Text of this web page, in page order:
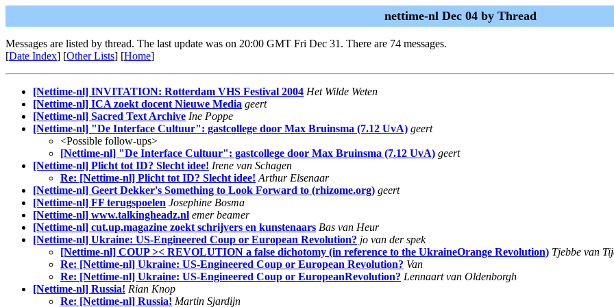
nettime-nl Dec 04 by Thread
Messages are listed by thread. The last update was on 20:00 GMT Fri Dec 31. There are 74 messages.
[Date Index] [Other Lists] [Home]
[Nettime-nl] INVITATION: Rotterdam VHS Festival 2004 Het Wilde Weten
[Nettime-nl] ICA zoekt docent Nieuwe Media geert
[Nettime-nl] Sacred Text Archive Ine Poppe
[Nettime-nl] "De Interface Cultuur": gastcollege door Max Bruinsma (7.12 UvA) geert
<Possible follow-ups>
[Nettime-nl] "De Interface Cultuur": gastcollege door Max Bruinsma (7.12 UvA) geert
[Nettime-nl] Plicht tot ID? Slecht idee! Irene van Schagen
Re: [Nettime-nl] Plicht tot ID? Slecht idee! Arthur Elsenaar
[Nettime-nl] Geert Dekker's Something to Look Forward to (rhizome.org) geert
[Nettime-nl] FF terugspoelen Josephine Bosma
[Nettime-nl] www.talkingheadz.nl emer beamer
[Nettime-nl] cut.up.magazine zoekt schrijvers en kunstenaars Bas van Heur
[Nettime-nl] Ukraine: US-Engineered Coup or European Revolution? jo van der spek
[Nettime-nl] COUP >< REVOLUTION a false dichotomy (in reference to the UkraineOrange Revolution) Tjebbe van
Re: [Nettime-nl] Ukraine: US-Engineered Coup or European Revolution? Van
Re: [Nettime-nl] Ukraine: US-Engineered Coup or EuropeanRevolution? Lennaart van Oldenborgh
[Nettime-nl] Russia! Rian Knop
Re: [Nettime-nl] Russia! Martin Sjardijn